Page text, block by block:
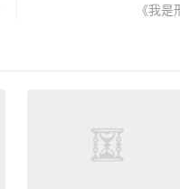
《我